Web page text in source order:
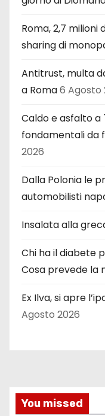
Roma, 2,7 milioni
sharing di
Antitrust, multa
a Roma6 Agosto
Caldo e asfalto a
fondamentali da
2026
Dalla Polonia le
automobilisti
Insalata alla
Chi ha il diabete
Cosa prevede la
Ex Ilva, si apre
Agosto 2026
You missed